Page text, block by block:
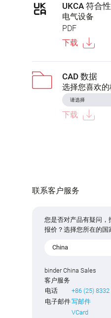
UKCA 符合
电气设备
PDF
下载
CAD 数据
选择您喜欢
下载
联系客户服务
您是否对产品有疑问，
报价？选择您所在的国
China
binder China Sales
客户服务
电话
+86 (25) 8332
电子邮件写邮件
VCard